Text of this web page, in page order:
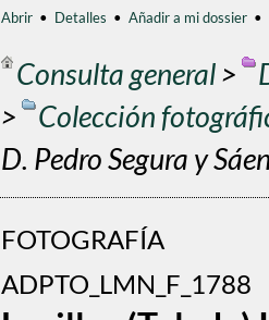
Abrir • Detalles • Añadir a mi dossier •
Consulta general>
>
Colección
D. Pedro Segura y
FOTOGRAFÍA
ADPTO_LMN_F_1788